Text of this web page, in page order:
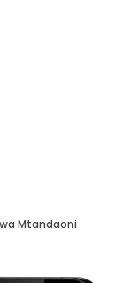
Mtandaoni